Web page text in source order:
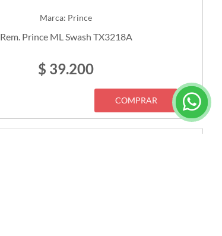
Marca: Prince
Rem. Prince ML Swash TX3218A
$ 39.200
COMPRAR